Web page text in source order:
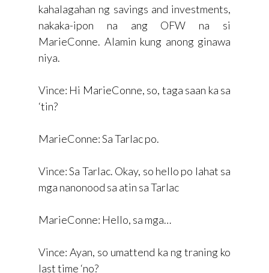
kahalagahan ng savings and investments,
nakaka-ipon na ang OFW na si
MarieConne. Alamin kung anong ginawa
niya.
Vince: Hi MarieConne, so, taga saan ka sa
‘tin?
MarieConne: Sa Tarlac po.
Vince: Sa Tarlac. Okay, so hello po lahat sa
mga nanonood sa atin sa Tarlac
MarieConne: Hello, sa mga…
Vince: Ayan, so umattend ka ng traning ko
last time ‘no?